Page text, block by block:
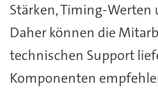
Stärken, Timing-Werten
Daher können die
technischen Support
Komponenten